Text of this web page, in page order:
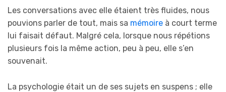
Les conversations avec elle étaient très fluides, nous
pouvions parler de tout, mais sa mémoire à court terme
lui faisait défaut. Malgré cela, lorsque nous répétions
plusieurs fois la même action, peu à peu, elle s’en
souvenait.
La psychologie était un de ses sujets en suspens ; elle